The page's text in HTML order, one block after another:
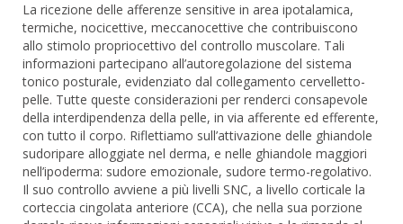
La ricezione delle afferenze sensitive in area ipotalamica,
termiche, nocicettive, meccanocettive che contribuiscono
allo stimolo propriocettivo del controllo muscolare. Tali
informazioni partecipano all’autoregolazione del sistema
tonico posturale, evidenziato dal collegamento cervelletto-
pelle. Tutte queste considerazioni per renderci consapevole
della interdipendenza della pelle, in via afferente ed efferente,
con tutto il corpo. Riflettiamo sull’attivazione delle ghiandole
sudoripare alloggiate nel derma, e nelle ghiandole maggiori
nell’ipoderma: sudore emozionale, sudore termo-regolativo.
Il suo controllo avviene a più livelli SNC, a livello corticale la
corteccia cingolata anteriore (CCA), che nella sua porzione